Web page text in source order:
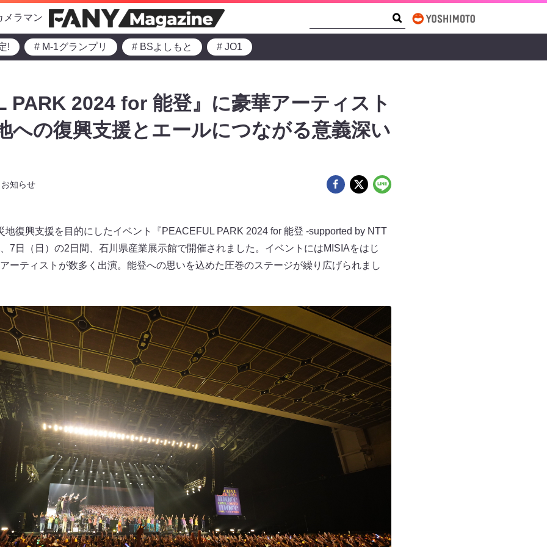
メラマン
! # M-1グランプリ # BSよしもと # JO1
PARK 2024 for 能登』に豪華アーティスト
への復興支援とエールにつながる意義深い
お知らせ
地復興支援を目的にしたイベント『PEACEFUL PARK 2024 for 能登 -supported by NTT
7日（日）の2日間、石川県産業展示館で開催されました。イベントにはMISIAをはじ
ーティストが数多く出演。能登への思いを込めた圧巻のステージが繰り広げられまし